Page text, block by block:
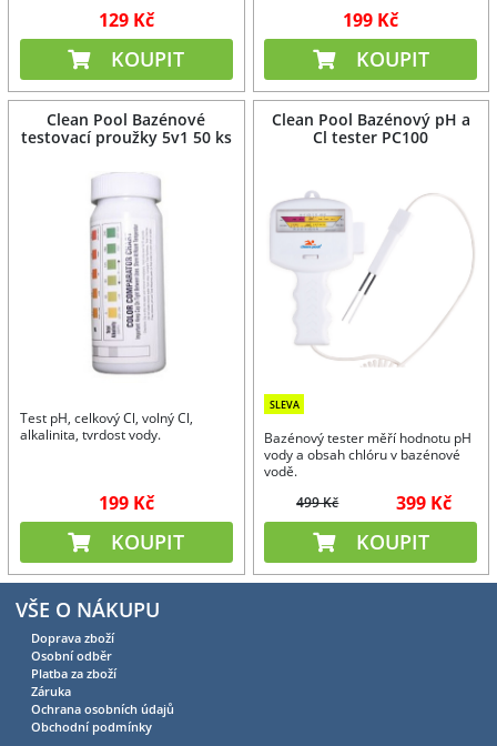
129 Kč
KOUPIT
199 Kč
KOUPIT
Clean Pool Bazénové
testovací proužky 5v1 50 ks
Test pH, celkový Cl, volný Cl,
alkalinita, tvrdost vody.
199 Kč
KOUPIT
Clean Pool Bazénový pH a
Cl tester PC100
SLEVA
Bazénový tester měří hodnotu pH
vody a obsah chlóru v bazénové
vodě.
499 Kč
399 Kč
KOUPIT
VŠE O NÁKUPU
Doprava zboží
Osobní odběr
Platba za zboží
Záruka
Ochrana osobních údajů
Obchodní podmínky